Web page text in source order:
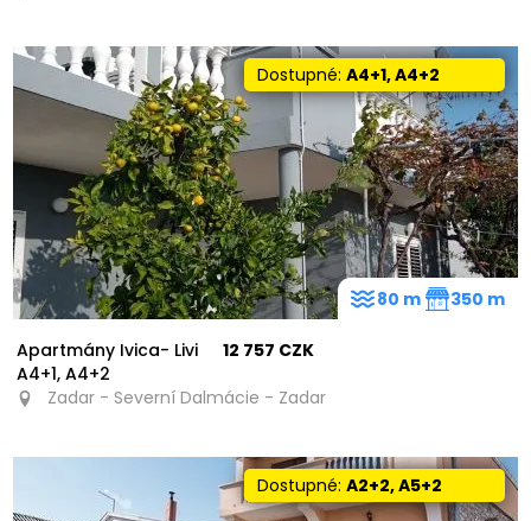
Dostupné:A4+1, A4+2
Apartmány Ivica- Livi
A4+1, A4+2
12 757 CZK
Zadar - Severní Dalmácie - Zadar
80 m 350 m
Dostupné:A2+2, A5+2